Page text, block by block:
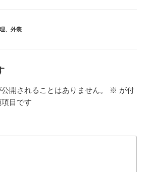
、 外装
開されることはありません。 ※ が付
目です